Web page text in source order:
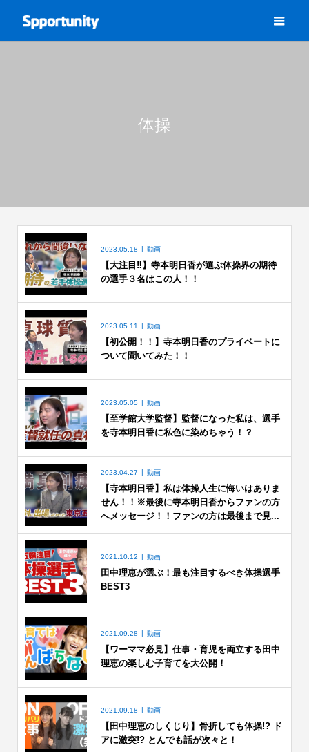
体操
2023.05.18 動画
【大注目‼︎】寺本明日香が選ぶ体操界の期待
の選手３名はこの人！！
2023.05.11 動画
【初公開！！】寺本明日香のプライベートに
ついて聞いてみた！！
2023.05.05 動画
【至学館大学監督】監督になった私は、選手
を寺本明日香に私色に染めちゃう！？
2023.04.27 動画
【寺本明日香】私は体操人生に悔いはありま
せん！！※最後に寺本明日香からファンの方
へメッセージ！！ファンの方は最後まで見...
2021.10.12 動画
田中理恵が選ぶ！最も注目するべき体操選手
BEST3
2021.09.28 動画
【ワーママ必見】仕事・育児を両立する田中
理恵の楽しむ子育てを大公開！
2021.09.18 動画
【田中理恵のしくじり】骨折しても体操!? ド
アに激突!? とんでも話が次々と！